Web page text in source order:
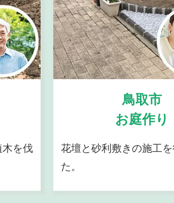
を伐
鳥取市
お庭作り
花壇と砂利敷きの施工
た。